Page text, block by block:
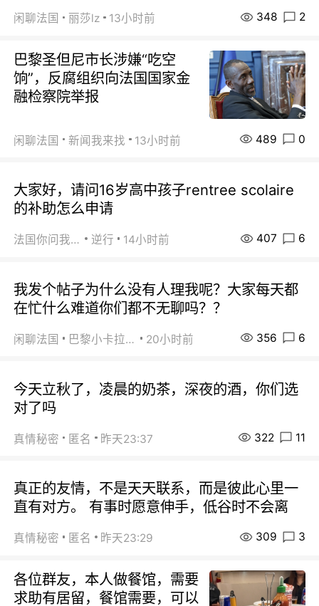
闲聊法国 丽莎lz 13小时前 348 2
巴黎圣但尼市长涉嫌“吃空
饷”，反腐组织向法国国家金
融检察院举报
闲聊法国 新闻我来找 13小时前 489 0
大家好，请问16岁高中孩子rentree scolaire
的补助怎么申请
法国你问我答 逆行 14小时前 407 6
我发个帖子为什么没有人理我呢？大家每天都
在忙什么难道你们都不无聊吗？？
闲聊法国 巴黎小卡拉咪 20小时前 356 6
今天立秋了，凌晨的奶茶，深夜的酒，你们选
对了吗
真情秘密 匿名 昨天23:37 322 11
真正的友情，不是天天联系，而是彼此心里一
直有对方。 有事时愿意伸手，低谷时不会离
真情秘密 匿名 昨天23:29 309 3
各位群友，本人做餐馆，需要
求助有居留，餐馆需要，可以